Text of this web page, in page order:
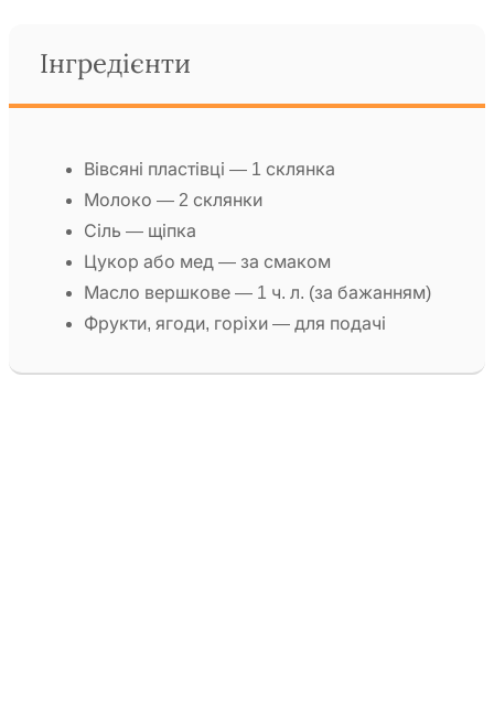
Інгредієнти
Вівсяні пластівці — 1 склянка
Молоко — 2 склянки
Сіль — щіпка
Цукор або мед — за смаком
Масло вершкове — 1 ч. л. (за бажанням)
Фрукти, ягоди, горіхи — для подачі